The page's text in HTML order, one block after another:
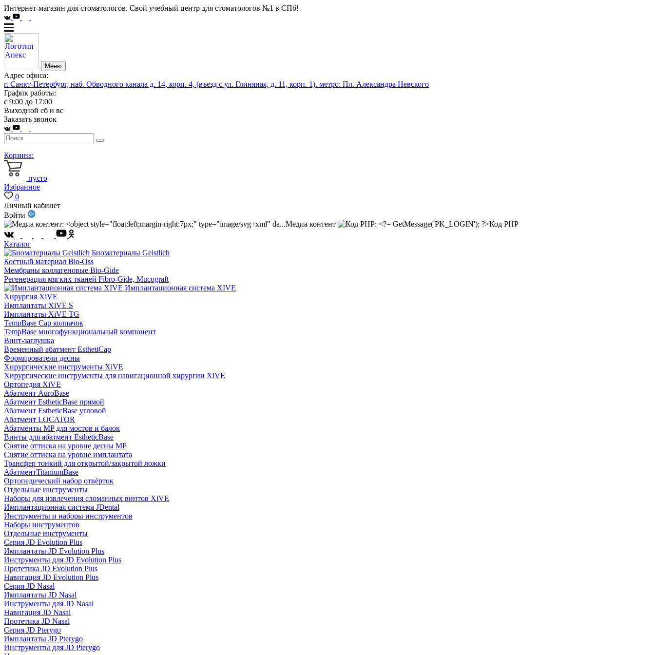
Интернет-магазин для стоматологов. Свой учебный центр для стоматологов №1 в СПб!
Меню
Адрес офиса:
г. Санкт-Петербург, наб. Обводного канала д. 14, корп. 4, (въезд с ул. Глиняная, д. 11, корп. 1). метро: Пл. Александра Невского
График работы:
с 9:00 до 17:00
Выходной сб и вс
Заказать звонок
Корзина:
пусто
Избранное
0
Личный кабинет
Войти
Медиа контент
Код PHP
Каталог
Биоматериалы Geistlich
Костный материал Bio-Oss
Мембраны коллагеновые Bio-Gide
Регенерация мягких тканей Fibro-Gide, Mucograft
Имплантационная система XIVE
Хирургия XiVE
Имплантаты XiVE S
Имплантаты XiVE TG
TempBase Cap колпачок
TempBase многофункциональный компонент
Винт-заглушка
Временный абатмент EsthetiCap
Формирователи десны
Хирургические инструменты XiVE
Хирургические инструменты для навигационной хирургии XiVE
Ортопедия XiVE
Абатмент AuroBase
Абатмент EstheticBase прямой
Абатмент EstheticBase угловой
Абатмент LOCATOR
Абатменты MP для мостов и балок
Винты для абатмент EstheticBase
Снятие оттиска на уровне десны MP
Снятие оттиска на уровне имплантата
Трансфер тонкий для открытой/закрытой ложки
АбатментTitaniumBase
Ортопедический набор отвёрток
Отдельные инструменты
Наборы для извлечения сломанных винтов XiVE
Имплантационная система JDental
Инструменты и наборы инструментов
Наборы инструментов
Отдельные инструменты
Серия JD Evolution Plus
Имплантаты JD Evolution Plus
Инструменты для JD Evolution Plus
Протетика JD Evolution Plus
Навигация JD Evolution Plus
Серия JD Nasal
Имплантаты JD Nasal
Инструменты для JD Nasal
Навигация JD Nasal
Протетика JD Nasal
Серия JD Pterygo
Имплантаты JD Pterygo
Инструменты для JD Pterygo